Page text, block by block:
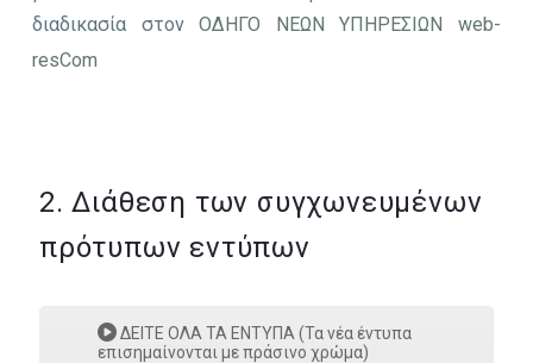
διαδικασία στονΟΔΗΓΟ ΝΕΩΝ ΥΠΗΡΕΣΙΩΝ web-
resCom
2. Διάθεση των συγχωνευμένων
πρότυπων εντύπων
ΔΕΙΤΕ ΟΛΑ ΤΑ ΕΝΤΥΠΑ (Τα νέα έντυπα
επισημαίνονται με πράσινο χρώμα)